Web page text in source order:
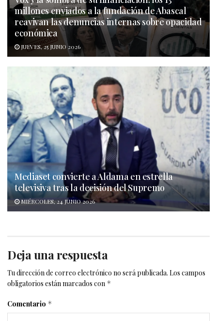
millones enviados a la fundación de Abascal
reavivan las denuncias internas sobre opacidad
económica
JUEVES, 25 JUNIO 2026
Mediaset convierte a Aldama en estrella
televisiva tras la decisión del Supremo
MIÉRCOLES, 24 JUNIO 2026
Deja una respuesta
Tu dirección de correo electrónico no será publicada. Los campos
obligatorios están marcados con *
Comentario *